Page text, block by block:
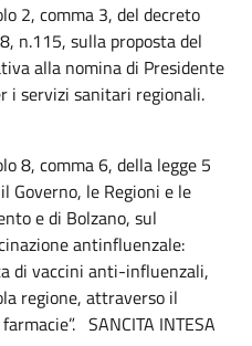
2, comma 3, del decreto
n.115, sulla proposta del
alla nomina di Presidente
i servizi sanitari regionali.
8, comma 6, della legge 5
Governo, le Regioni e le
e di Bolzano, sul
antinfluenzale:
di vaccini anti-influenzali,
regione, attraverso il
SANCITA INTESA